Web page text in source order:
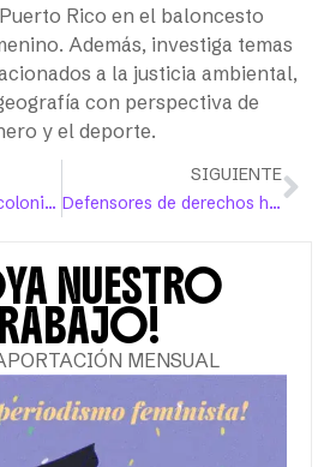
Rico en el baloncesto
Además, investiga temas
a la justicia ambiental,
con perspectiva de
y el deporte.
Turismo, racismo y colonialismo
SIGUIENTE
Defensores de derechos humanos desenmascaran discursos de odio sobre las ‘terapias’ de conversión
NUESTRO
MENSUAL